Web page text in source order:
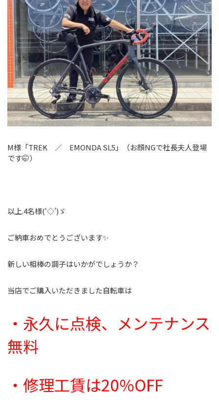
M様「TREK ／ EMONDA SL5」（お顔NGで社長夫人登場
です🤭）
以上.4名様(‘◇’)ゞ
ご納車おめでとうございます✨
新しい相棒の調子はいかがでしょうか？
当店でご購入いただきました自転車は
・永久に点検、メンテナンス
無料
・修理工賃は20％OFF